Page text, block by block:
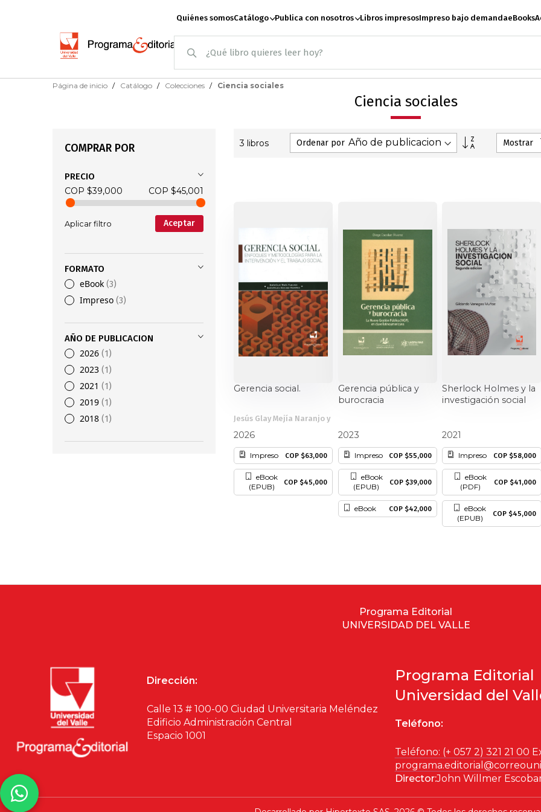
Quiénes somosCatálogo Publica con nosotros Libros impresosImpreso bajo demandaeBooks
Antropología
Arquitectura
Arte Artes escénicas
Ciencia política
Construcción de paz
Derecho
Economía
Educación
Estudios editoriales
Estudios
Finanzas Física Género
Historia
Ingeniería Lenguas
Matemáticas
Medicina
Patrimonio
Página de inicio Catálogo Colecciones Ciencia sociales
Ciencia sociales
3 libros Ordenar por
Dirección
Mostrar
Gerencia social.
Jesús Glay Mejía Naranjo y
2026
Impreso COP $63,000
eBook
(EPUB)
COP $45,000
Gerencia pública y
burocracia
2023
eBook
(EPUB)
COP $39,000
Impreso COP $55,000
eBook COP $42,000
Sherlock Holmes y la
investigación social
2021
eBook
(PDF)
COP $41,000
eBook
(EPUB)
COP $45,000
Impreso COP $58,000
COMPRAR POR
PRECIO
COP $39,000
COP $45,001
Aplicar filtro Aceptar
FORMATO
eBook 3
Impreso 3
AÑO DE PUBLICACION
2026 1
2023 1
2021 1
2019 1
2018 1
Programa Editorial
UNIVERSIDAD DEL VALLE
Dirección:
Calle 13 # 100-00 Ciudad Universitaria Meléndez
Edificio Administración Central
Espacio 1001
Programa Editorial
Universidad del
Teléfono:
Teléfono: (+ 057 2) 321 21 00
Director:John Willmer